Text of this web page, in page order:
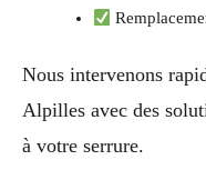
Nous intervenons
Alpilles avec des
à votre serrure.